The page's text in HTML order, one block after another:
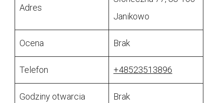
Adres
Janikowo
Ocena Brak
Telefon +48523513896
Godziny otwarcia Brak